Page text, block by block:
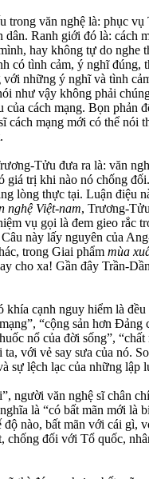
trong văn nghệ là: phục
Ranh giới đó là: cách
hay không tự do
có tình cảm, ý nghĩ đúng,
với những ý nghĩ và tình
như vậy không phải
của cách mạng. Bọn phản
cách mạng mới có thể nói
Tửu đưa ra là: văn
giá trị khi nào nó chống
lòng thực tại. Luận điệu
nghệ Việt-nam, Trương-
vụ gọi là đem gieo rắc
này lấy nguyên của
trong Giai phẩm mùa
cho xa! Gần đây Trần-
cạnh nguy hiểm là đều
“cộng sản hơn
nổ của đời sống”,
với vẻ say sưa của nó.
sự lệch lạc của những lập
người văn nghệ sĩ chân
là “có bất mãn mới là
nào, bất mãn với cái gì,
chống đối với Tổ quốc,